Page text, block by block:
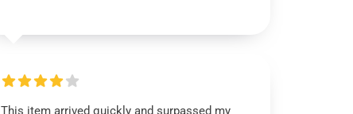
This item arrived quickly and surpassed my